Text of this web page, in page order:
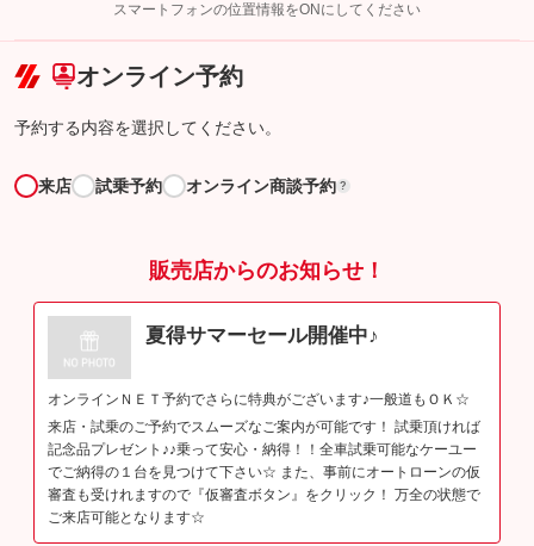
こちら
スマートフォンの位置情報をONにしてください
オンライン予約
予約する内容を選択してください。
来店 試乗予約 オンライン商談予約 ?
販売店からのお知らせ！
夏得サマーセール開催中♪
オンラインＮＥＴ予約でさらに特典がございます♪一般道もＯＫ☆
来店・試乗のご予約でスムーズなご案内が可能です！ 試乗頂ければ
記念品プレゼント♪♪乗って安心・納得！！全車試乗可能なケーユー
でご納得の１台を見つけて下さい☆ また、事前にオートローンの仮
審査も受けれますので『仮審査ボタン』をクリック！ 万全の状態で
ご来店可能となります☆